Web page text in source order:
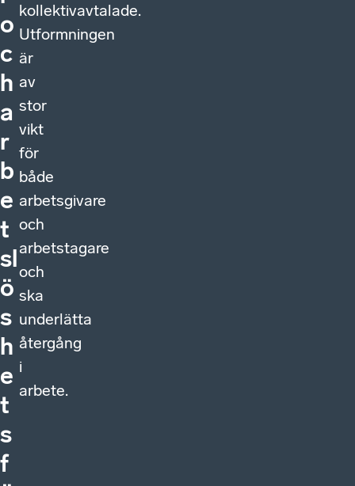
o
c
h
a
r
b
e
t
sl
ö
s
h
e
t
s
f
kollektivavtalade.
Utformningen
är
av
stor
vikt
för
både
arbetsgivare
och
arbetstagare
och
ska
underlätta
återgång
i
arbete.